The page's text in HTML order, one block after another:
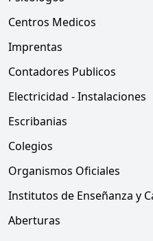
Centros Medicos
Imprentas
Contadores Publicos
Electricidad - Instalaciones
Escribanias
Colegios
Organismos Oficiales
Institutos de Enseñanza y
Aberturas